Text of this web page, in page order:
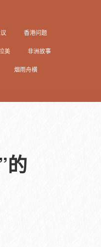
香港问题
美 非洲故事
烟雨舟横
的